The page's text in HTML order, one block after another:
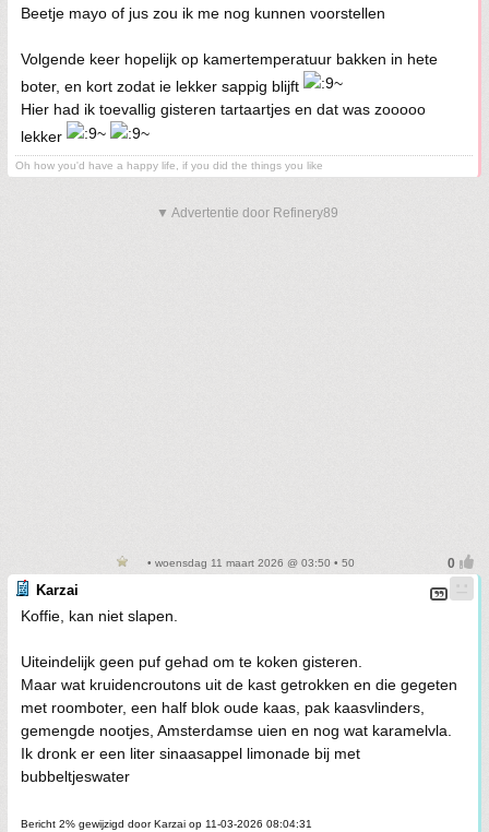
Beetje mayo of jus zou ik me nog kunnen voorstellen
Volgende keer hopelijk op kamertemperatuur bakken in hete
boter, en kort zodat ie lekker sappig blijft
Hier had ik toevallig gisteren tartaartjes en dat was zooooo
lekker
Oh how you'd have a happy life, if you did the things you like
▼ Advertentie door Refinery89
• woensdag 11 maart 2026 @ 03:50 • 50
Karzai
Koffie, kan niet slapen.
Uiteindelijk geen puf gehad om te koken gisteren.
Maar wat kruidencroutons uit de kast getrokken en die gegeten
met roomboter, een half blok oude kaas, pak kaasvlinders,
gemengde nootjes, Amsterdamse uien en nog wat karamelvla.
Ik dronk er een liter sinaasappel limonade bij met
bubbeltjeswater
Bericht 2% gewijzigd door Karzai op 11-03-2026 08:04:31